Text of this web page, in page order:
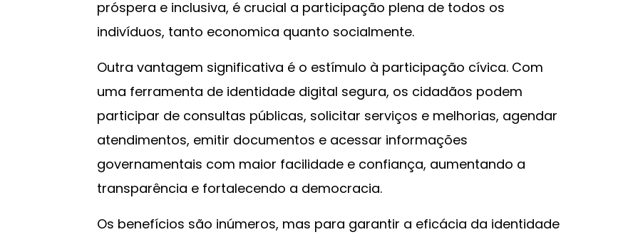
próspera e inclusiva, é crucial a participação plena de todos os
indivíduos, tanto economica quanto socialmente.
Outra vantagem significativa é o estímulo à participação cívica. Com
uma ferramenta de identidade digital segura, os cidadãos podem
participar de consultas públicas, solicitar serviços e melhorias, agendar
atendimentos, emitir documentos e acessar informações
governamentais com maior facilidade e confiança, aumentando a
transparência e fortalecendo a democracia.
Os benefícios são inúmeros, mas para garantir a eficácia da identidade